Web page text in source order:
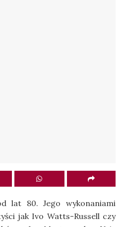
lat 80. Jego wykonaniami
jak Ivo Watts-Russell czy